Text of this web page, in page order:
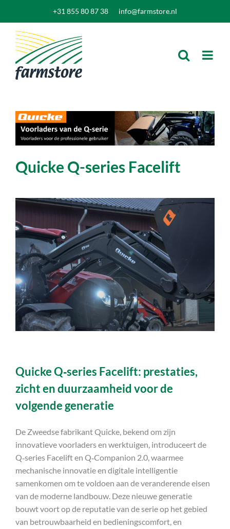
inhoud
+31 855 80 87 38 info@farmstore.nl
Quicke Q-series Facelift
Quicke Q‑series Facelift: prestaties,
zicht en duurzaamheid voor de
volgende generatie
De Zweedse fabrikant Quicke, bekend om zijn
innovatieve voorladers en werktuigen, introduceert de
Q‑series Facelift en Q‑Companion 2.0, waarmee
mechanische innovatie en digitale intelligentie
samenkomen om te voldoen aan de veranderende eisen
van de moderne landbouw. Deze nieuwe generatie
bouwt voort op de reputatie van de serie op het gebied
van betrouwbaarheid en bedieningscomfort, en